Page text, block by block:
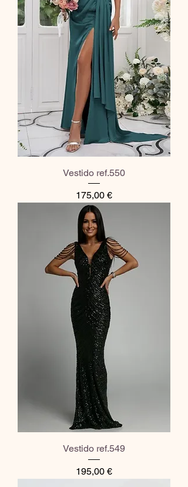
Vestido ref.550
Preço
175,00 €
Vestido ref.549
Preço
195,00 €